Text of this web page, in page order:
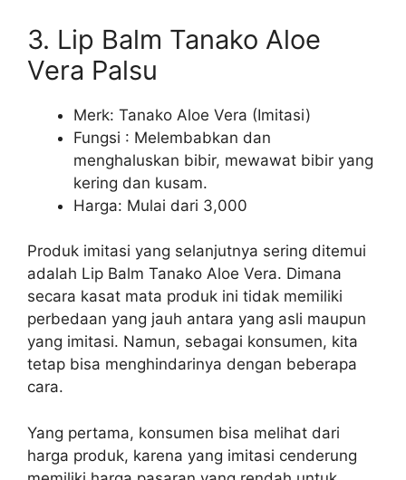
3. Lip Balm Tanako Aloe
Vera Palsu
Merk: Tanako Aloe Vera (Imitasi)
Fungsi : Melembabkan dan
menghaluskan bibir, mewawat bibir yang
kering dan kusam.
Harga: Mulai dari 3,000
Produk imitasi yang selanjutnya sering ditemui
adalah Lip Balm Tanako Aloe Vera. Dimana
secara kasat mata produk ini tidak memiliki
perbedaan yang jauh antara yang asli maupun
yang imitasi. Namun, sebagai konsumen, kita
tetap bisa menghindarinya dengan beberapa
cara.
Yang pertama, konsumen bisa melihat dari
harga produk, karena yang imitasi cenderung